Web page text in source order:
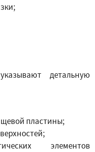
детальную
пластины;
элементов